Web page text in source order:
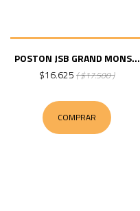
POSTON JSB GRAND MONS...
$16.625 ( $17.500 )
COMPRAR